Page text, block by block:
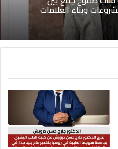
شاب طموح جمع بين
وبناء العلامات
شابة تقود التغيير